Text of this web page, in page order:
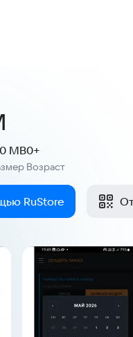
MB
Возраст
0+
RuStore